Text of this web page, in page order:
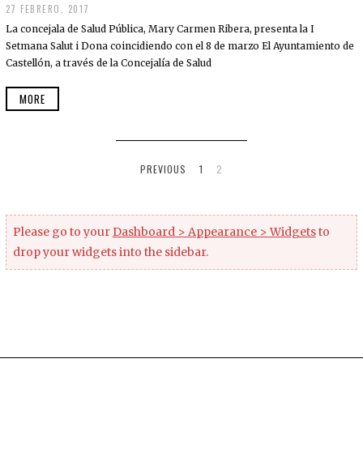
27 FEBRERO, 2017
La concejala de Salud Pública, Mary Carmen Ribera, presenta la I
Setmana Salut i Dona coincidiendo con el 8 de marzo El Ayuntamiento de
Castellón, a través de la Concejalía de Salud
MORE
PREVIOUS 1 2
Please go to yourDashboard > Appearance > Widgetsto
drop your widgets into the sidebar.